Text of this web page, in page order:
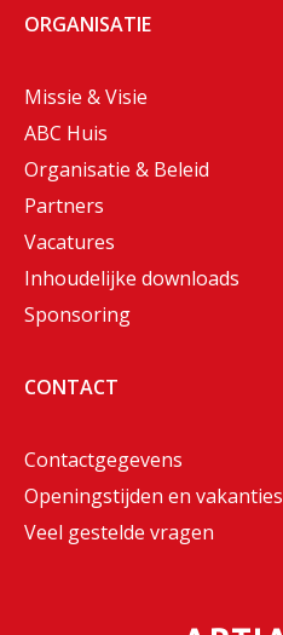
ORGANISATIE
Missie & Visie
ABC Huis
Organisatie & Beleid
Partners
Vacatures
Inhoudelijke downloads
Sponsoring
CONTACT
Contactgegevens
Openingstijden en vakanties
Veel gestelde vragen